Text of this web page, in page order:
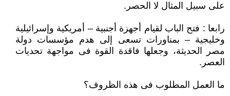
على سبيل المثال لا الحصر.
رابعا : فتح الباب لقيام أجهزة أجنبية – أمريكية وإسرائيلية
وخليجية – بمناورات تسعى إلى هدم مؤسسات دولة
مصر الحديثة، وجعلها فاقدة القوة فى مواجهة تحديات
العصر.
ما العمل المطلوب فى هذه الظروف؟